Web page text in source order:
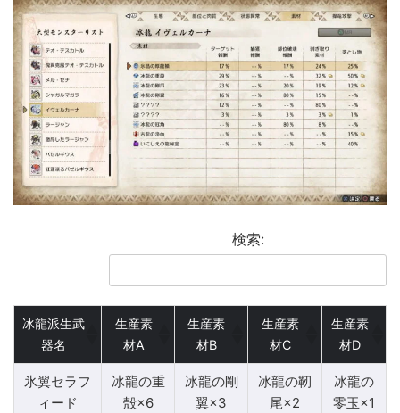
検索:
冰龍派生武
器名
生産素
材A
生産素
材B
生産素
材C
生産素
材D
氷翼セラフ
ィード
冰龍の重
殻×6
冰龍の剛
翼×3
冰龍の靭
尾×2
冰龍の
零玉×1